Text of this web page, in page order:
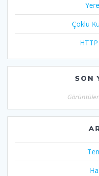
Çoklu
SON